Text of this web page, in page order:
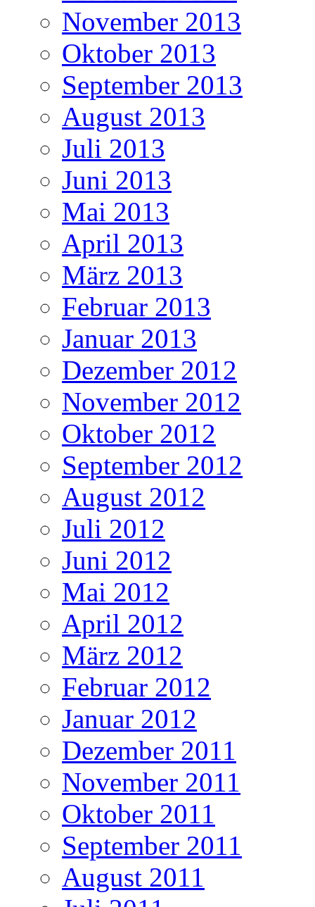
November 2013
Oktober 2013
September 2013
August 2013
Juli 2013
Juni 2013
Mai 2013
April 2013
März 2013
Februar 2013
Januar 2013
Dezember 2012
November 2012
Oktober 2012
September 2012
August 2012
Juli 2012
Juni 2012
Mai 2012
April 2012
März 2012
Februar 2012
Januar 2012
Dezember 2011
November 2011
Oktober 2011
September 2011
August 2011